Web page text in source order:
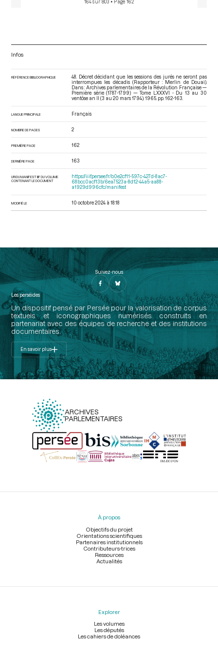
164 sur 803 • Page 162
Infos
RÉFÉRENCE BIBLIOGRAPHIQUE
48. Décret décidant que les sessions des jurés ne seront pas
interrompues les décadis (Rapporteur : Merlin de Douai).
Dans : Archives parlementaires de la Révolution Française —
Première série (1787-1799) — Tome LXXXVI - Du 13 au 30
ventôse an II (3 au 20 mars 1794) . 1965. pp. 162-163.
LANGUE PRINCIPALE Français
NOMBRE DE PAGES 2
PREMIÈRE PAGE 162
DERNIÈRE PAGE 163
URI DU MANIFEST IIIF DU VOLUME
CONTENANT LE DOCUMENT
https://iiif.persee.fr/b0e2cf11-597c-427d-8ac7-
68bcc0acf13b/6ea7523a-8d12-44a5-aa88-
a1929d996cfc/manifest
MODIFIÉ LE 10 octobre 2024 à 18:18
Suivez-nous
Les perséides
Un dispositif pensé par Persée pour la valorisation de corpus
textuels et iconographiques numérisés construits en
partenariat avec des équipes de recherche et des institutions
documentaires.
En savoir plus
ARCHIVES
PARLEMENTAIRES
Menu
À propos
Objectifs du projet
Orientations scientifiques
Partenaires institutionnels
Contributeurs-trices
Ressources
Actualités
Explorer
Les volumes
Les députés
Les cahiers de doléances